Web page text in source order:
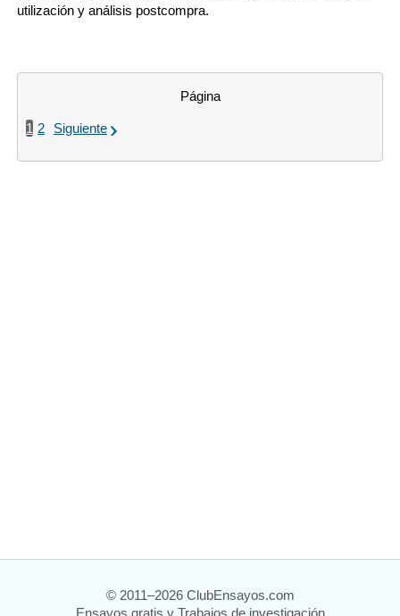
utilización y análisis postcompra.
Página
1 2 Siguiente
© 2011–2026 ClubEnsayos.com
Ensayos gratis y Trabajos de investigación